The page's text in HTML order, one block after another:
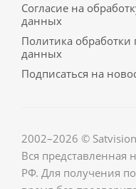
Согласие на
данных
Политика обработки
данных
Подписаться на
2002–2026 ©
Вся
РФ. Для получения